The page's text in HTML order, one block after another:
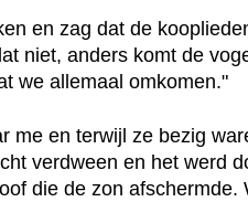
en zag dat de
niet, anders komt de
we allemaal omkomen."
me en terwijl ze bezig
verdween en het werd
die de zon afschermde.